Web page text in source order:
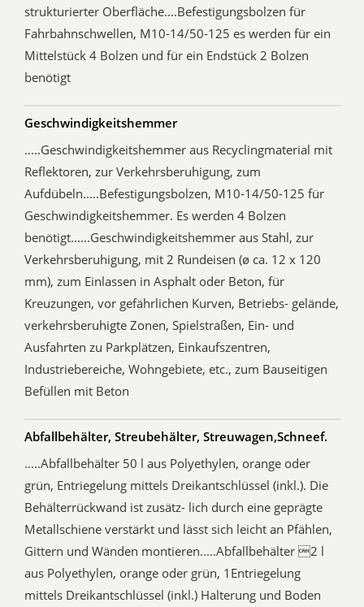
strukturierter Oberfläche....Befestigungsbolzen für
Fahrbahnschwellen, M10-14/50-125 es werden für ein
Mittelstück 4 Bolzen und für ein Endstück 2 Bolzen
benötigt
Geschwindigkeitshemmer
.....Geschwindigkeitshemmer aus Recyclingmaterial mit
Reflektoren, zur Verkehrsberuhigung, zum
Aufdübeln.....Befestigungsbolzen, M10-14/50-125 für
Geschwindigkeitshemmer. Es werden 4 Bolzen
benötigt......Geschwindigkeitshemmer aus Stahl, zur
Verkehrsberuhigung, mit 2 Rundeisen (ø ca. 12 x 120
mm), zum Einlassen in Asphalt oder Beton, für
Kreuzungen, vor gefährlichen Kurven, Betriebs- gelände,
verkehrsberuhigte Zonen, Spielstraßen, Ein- und
Ausfahrten zu Parkplätzen, Einkaufszentren,
Industriebereiche, Wohngebiete, etc., zum Bauseitigen
Befüllen mit Beton
Abfallbehälter, Streubehälter, Streuwagen,Schneef.
.....Abfallbehälter 50 l aus Polyethylen, orange oder
grün, Entriegelung mittels Dreikantschlüssel (inkl.). Die
Behälterrückwand ist zusätz- lich durch eine geprägte
Metallschiene verstärkt und lässt sich leicht an Pfählen,
Gittern und Wänden montieren.....Abfallbehälter 2 l
aus Polyethylen, orange oder grün, 1Entriegelung
mittels Dreikantschlüssel (inkl.) Halterung und Boden